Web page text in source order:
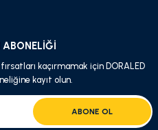
ABONELİĞİ
kaçırmamak için DORALED
kayıt olun.
ABONE OL